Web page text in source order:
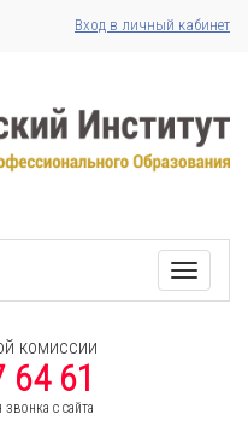
Вход в личный кабинет
Toggle
комиссии
64 61
с сайта